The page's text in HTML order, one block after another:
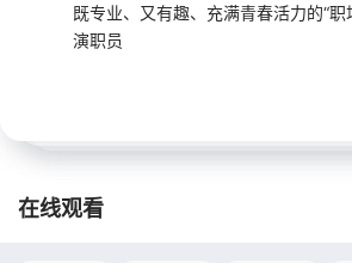
既专业、又有趣、充满青春活力的“职
演职员
在线观看